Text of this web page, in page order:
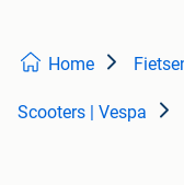
Home
Scooters | Vespa